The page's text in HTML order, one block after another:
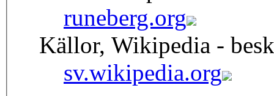
runeberg.org
Källor, Wikipedia -
sv.wikipedia.org